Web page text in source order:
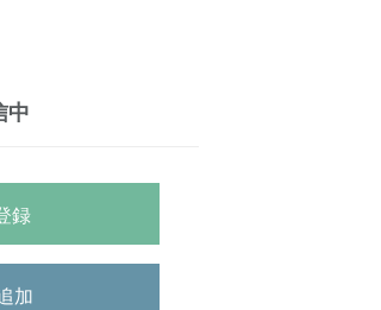
中
録
加